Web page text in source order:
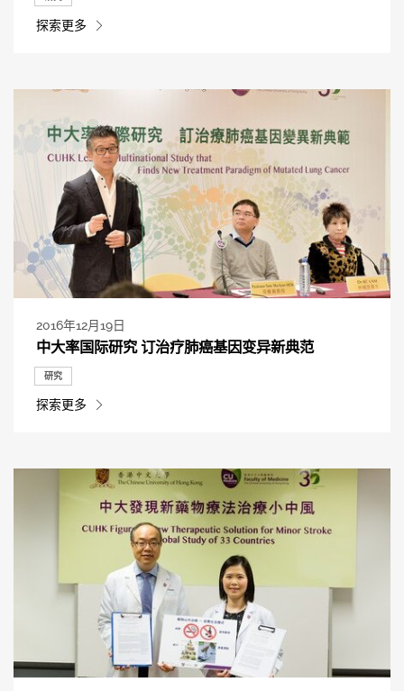
探索更多
2016年12月19日
中大率国际研究 订治疗肺癌基因变异新典范
研究
探索更多